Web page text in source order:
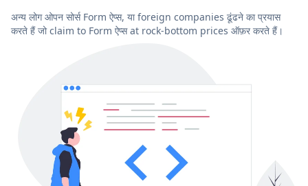
अन्य लोग ओपन सोर्स Form ऐप्स, या foreign companies ढूंढने का प्रयास
करते हैं जो claim to Form ऐप्स at rock-bottom prices ऑफ़र करते हैं।